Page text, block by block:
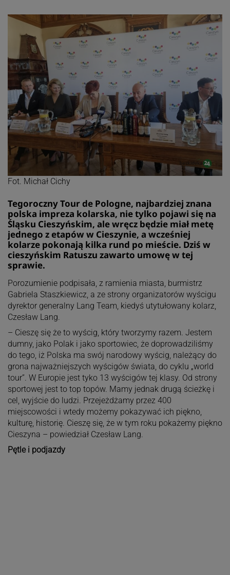
Fot. Michał Cichy
Tegoroczny Tour de Pologne, najbardziej znana
polska impreza kolarska, nie tylko pojawi się na
Śląsku Cieszyńskim, ale wręcz będzie miał metę
jednego z etapów w Cieszynie, a wcześniej
kolarze pokonają kilka rund po mieście. Dziś w
cieszyńskim Ratuszu zawarto umowę w tej
sprawie.
Porozumienie podpisała, z ramienia miasta, burmistrz
Gabriela Staszkiewicz, a ze strony organizatorów wyścigu
dyrektor generalny Lang Team, kiedyś utytułowany kolarz,
Czesław Lang.
– Cieszę się że to wyścig, który tworzymy razem. Jestem
dumny, jako Polak i jako sportowiec, że doprowadziliśmy
do tego, iż Polska ma swój narodowy wyścig, należący do
grona najważniejszych wyścigów świata, do cyklu „world
tour”. W Europie jest tyko 13 wyścigów tej klasy. Od strony
sportowej jest to top topów. Mamy jednak drugą ścieżkę i
cel, wyjście do ludzi. Przejeżdżamy przez 400
miejscowości i wtedy możemy pokazywać ich piękno,
kulturę, historię. Cieszę się, że w tym roku pokażemy piękno
Cieszyna – powiedział Czesław Lang.
Pętle i podjazdy